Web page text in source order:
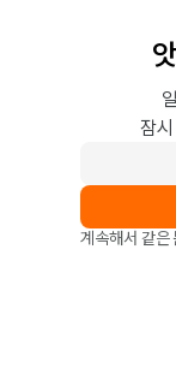
잠
계속해서 같은